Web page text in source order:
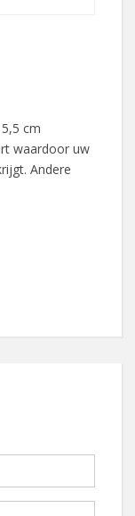
cm
waardoor uw
Andere